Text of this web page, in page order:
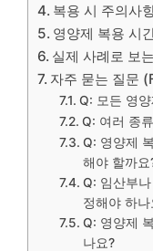
복용 시 주의사
영양제 복용 시
실제 사례로 보
자주 묻는 질문
Q: 모든 영
Q: 여러 종
Q: 영양제
해야 할까요
Q: 임산부
정해야 하나
Q: 영양제
나요?